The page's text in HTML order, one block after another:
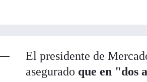
El presidente de
asegurado que en "dos